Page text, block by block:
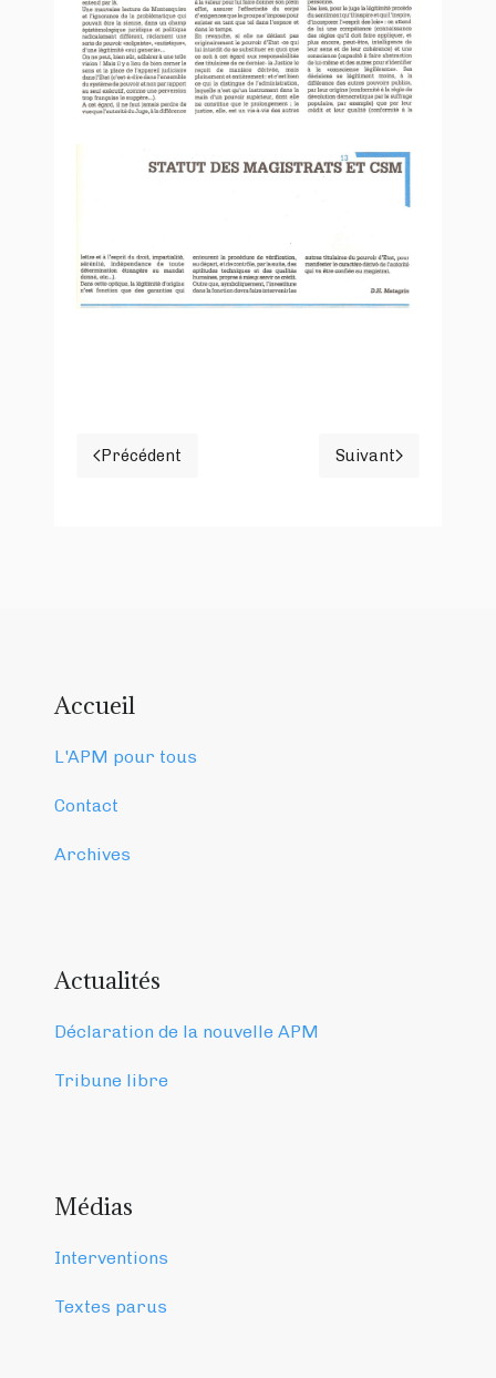
Article précédent : L'école du crime
Précédent
Article suivant :
Suivant
Accueil
L'APM pour tous
Contact
Archives
Actualités
Déclaration de la nouvelle APM
Tribune libre
Médias
Interventions
Textes parus